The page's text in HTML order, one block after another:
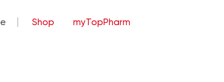
Shop myTopPharm